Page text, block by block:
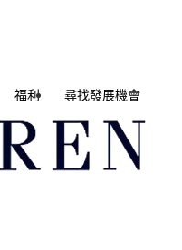
福利 尋找發展機會